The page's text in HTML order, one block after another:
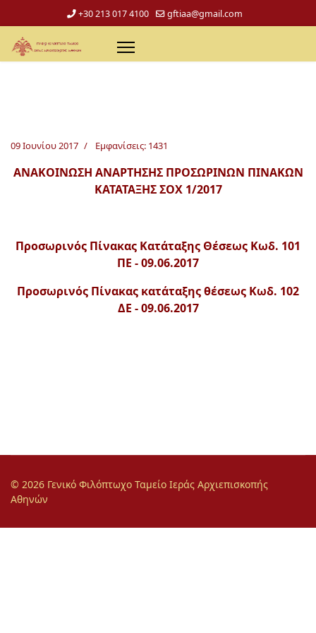
+30 213 017 4100 gftiaa@gmail.com
09 Ιουνίου 2017 Εμφανίσεις: 1431
ΑΝΑΚΟΙΝΩΣΗ ΑΝΑΡΤΗΣΗΣ ΠΡΟΣΩΡΙΝΩΝ ΠΙΝΑΚΩΝ
ΚΑΤΑΤΑΞΗΣ ΣΟΧ 1/2017
Προσωρινός Πίνακας Κατάταξης Θέσεως Κωδ. 101
ΠΕ - 09.06.2017
Προσωρινός Πίνακας κατάταξης θέσεως Κωδ. 102
ΔΕ - 09.06.2017
© 2026 Γενικό Φιλόπτωχο Ταμείο Ιεράς Αρχιεπισκοπής
Αθηνών